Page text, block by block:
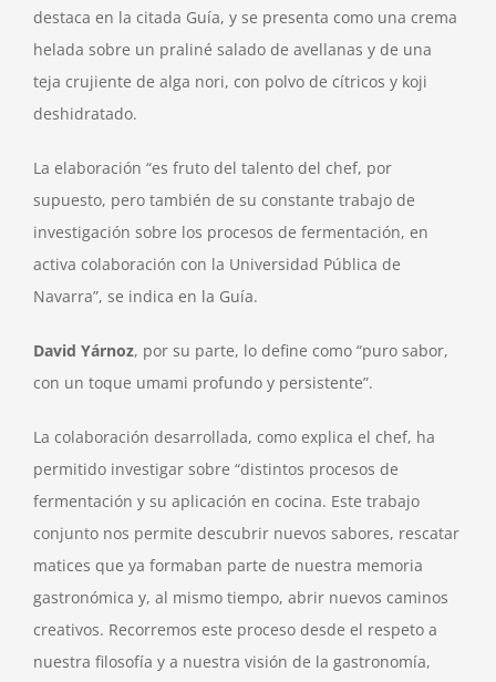
destaca en la citada Guía, y se presenta como una crema
helada sobre un praliné salado de avellanas y de una
teja crujiente de alga nori, con polvo de cítricos y koji
deshidratado.
La elaboración “es fruto del talento del chef, por
supuesto, pero también de su constante trabajo de
investigación sobre los procesos de fermentación, en
activa colaboración con la Universidad Pública de
Navarra”, se indica en la Guía.
David Yárnoz, por su parte, lo define como “puro sabor,
con un toque umami profundo y persistente”.
La colaboración desarrollada, como explica el chef, ha
permitido investigar sobre “distintos procesos de
fermentación y su aplicación en cocina. Este trabajo
conjunto nos permite descubrir nuevos sabores, rescatar
matices que ya formaban parte de nuestra memoria
gastronómica y, al mismo tiempo, abrir nuevos caminos
creativos. Recorremos este proceso desde el respeto a
nuestra filosofía y a nuestra visión de la gastronomía,